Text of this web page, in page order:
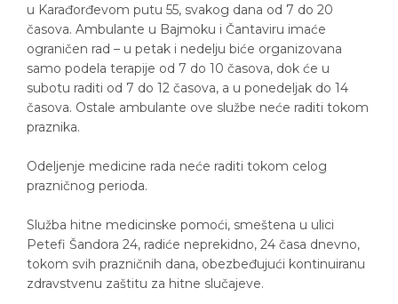
u Karađorđevom putu 55, svakog dana od 7 do 20
časova. Ambulante u Bajmoku i Čantaviru imaće
ograničen rad – u petak i nedelju biće organizovana
samo podela terapije od 7 do 10 časova, dok će u
subotu raditi od 7 do 12 časova, a u ponedeljak do 14
časova. Ostale ambulante ove službe neće raditi tokom
praznika.
Odeljenje medicine rada neće raditi tokom celog
prazničnog perioda.
Služba hitne medicinske pomoći, smeštena u ulici
Petefi Šandora 24, radiće neprekidno, 24 časa dnevno,
tokom svih prazničnih dana, obezbeđujući kontinuiranu
zdravstvenu zaštitu za hitne slučajeve.